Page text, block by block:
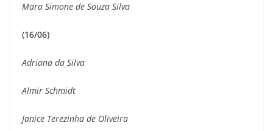
Mara Simone de Souza Silva
(16/06)
Adriana da Silva
Almir Schmidt
Janice Terezinha de Oliveira